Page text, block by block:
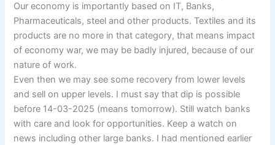
Our economy is importantly based on IT, Banks,
Pharmaceuticals, steel and other products. Textiles and its
products are no more in that category, that means impact
of economy war, we may be badly injured, because of our
nature of work.
Even then we may see some recovery from lower levels
and sell on upper levels. I must say that dip is possible
before 14-03-2025 (means tomorrow). Still watch banks
with care and look for opportunities. Keep a watch on
news including other large banks. I had mentioned earlier